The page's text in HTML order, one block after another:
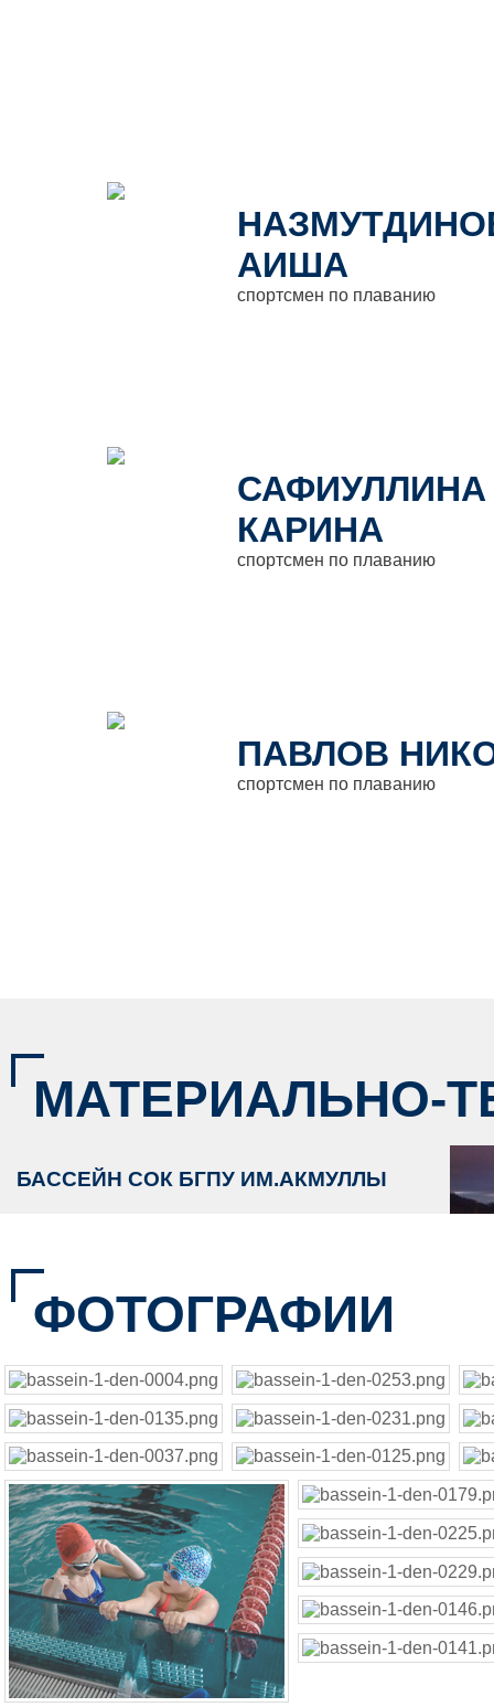
АИША
спортсмен по плаванию
САФИУЛЛИНА
КАРИНА
спортсмен по плаванию
ПАВЛОВ
спортсмен по плаванию
МАТЕРИАЛЬНО-
БАССЕЙН СОК БГПУ ИМ.АКМУЛЛЫ
ФОТОГРАФИИ